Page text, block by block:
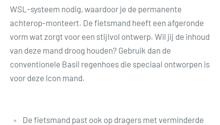
WSL-systeem nodig, waardoor je de permanente
achterop-monteert. De fietsmand heeft een afgeronde
vorm wat zorgt voor een stijlvol ontwerp. Wil jij de inhoud
van deze mand droog houden? Gebruik dan de
conventionele Basil regenhoes die speciaal ontworpen is
voor deze Icon mand.
De fietsmand past ook op dragers met verminderde